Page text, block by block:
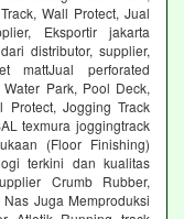
Wall Protect, Jual
Eksportir jakarta
distributor, supplier,
mattJual perforated
Park, Pool Deck,
Protect, Jogging Track
texmura joggingtrack
(Floor Finishing)
terkini dan kualitas
Crumb Rubber,
Juga Memproduksi